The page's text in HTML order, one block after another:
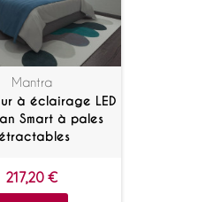
Mantra
à éclairage LED
Smart à pales
217,20 €